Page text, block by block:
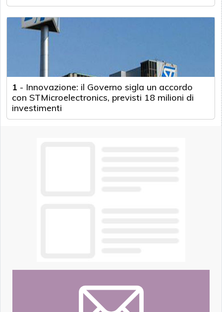
1 - Innovazione: il Governo sigla un accordo
con STMicroelectronics, previsti 18 milioni di
investimenti